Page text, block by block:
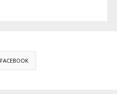
FACEBOOK